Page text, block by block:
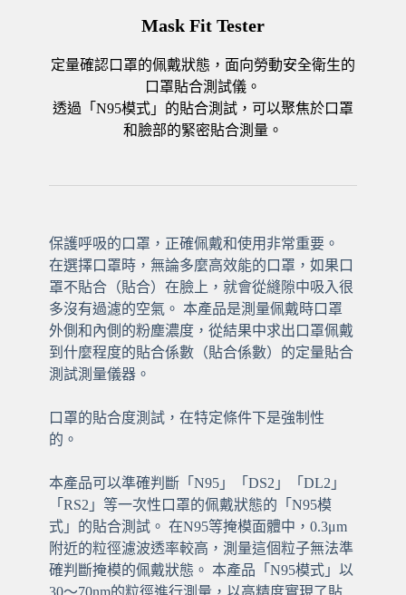
Mask Fit Tester
定量確認口罩的佩戴狀態，面向勞動安全衛生的
口罩貼合測試儀。
透過「N95模式」的貼合測試，可以聚焦於口罩
和臉部的緊密貼合測量。
保護呼吸的口罩，正確佩戴和使用非常重要。
在選擇口罩時，無論多麼高效能的口罩，如果口
罩不貼合（貼合）在臉上，就會從縫隙中吸入很
多沒有過濾的空氣。 本產品是測量佩戴時口罩
外側和內側的粉塵濃度，從結果中求出口罩佩戴
到什麼程度的貼合係數（貼合係數）的定量貼合
測試測量儀器。
口罩的貼合度測試，在特定條件下是強制性
的。
本產品可以準確判斷「N95」「DS2」「DL2」
「RS2」等一次性口罩的佩戴狀態的「N95模
式」的貼合測試。 在N95等掩模面體中，0.3μm
附近的粒徑濾波透率較高，測量這個粒子無法準
確判斷掩模的佩戴狀態。 本產品「N95模式」以
30～70nm的粒徑進行測量，以高精度實現了貼